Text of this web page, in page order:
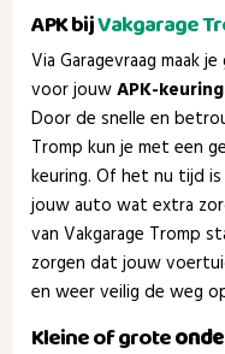
APK bijVakgarage
Via Garagevraag maak
voor jouwAPK-keuring
Door de snelle en
Tromp kun je met een
keuring. Of het nu tijd
jouw auto wat extra
van Vakgarage Tromp
zorgen dat jouw
en weer veilig de weg
Kleine of grote